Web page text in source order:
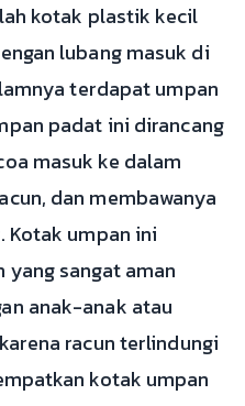
kotak plastik kecil
lubang masuk di
terdapat umpan
padat ini dirancang
masuk ke dalam
dan membawanya
Kotak umpan ini
sangat aman
anak-anak atau
racun terlindungi
kotak umpan